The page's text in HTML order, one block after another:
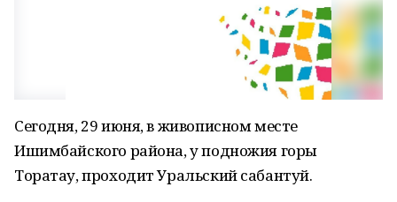
Сегодня, 29 июня, в живописном месте
Ишимбайского района, у подножия горы
Торатау, проходит Уральский сабантуй.